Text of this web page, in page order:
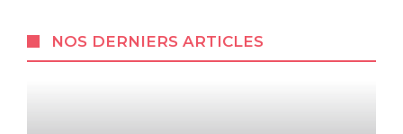
NOS DERNIERS ARTICLES